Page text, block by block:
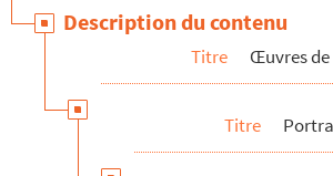
Description du contenu
Titre Œuvres de
Titre